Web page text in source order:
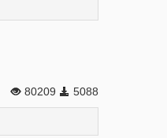
80209 5088